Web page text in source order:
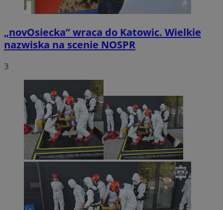
„novOsiecka” wraca do Katowic. Wielkie
nazwiska na scenie NOSPR
3